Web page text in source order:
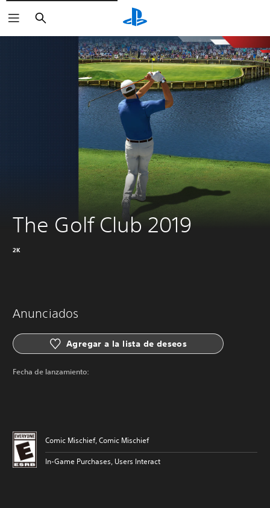
Buscar
The Golf Club 2019
2K
Anunciados
Agregar a la lista de deseos
Fecha de lanzamiento:
Comic Mischief, Comic Mischief
In-Game Purchases, Users Interact